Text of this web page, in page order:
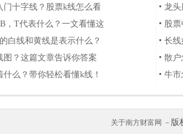
门十字线？股票k线怎么看
，T代表什么？一文看懂这
白线和黄线是表示什么？
图？这篇文章告诉你答案
么？带你轻松看懂k线！
龙头
股
长线
散户
牛市
关于南方财富网 － 版